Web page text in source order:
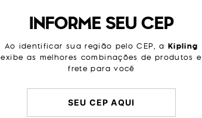
EXCLUSIVO ONLINE
INFORME SEU CEP
Ao identificar sua região pelo CEP, a Kipling
exibe as melhores combinações de produtos e
frete para você